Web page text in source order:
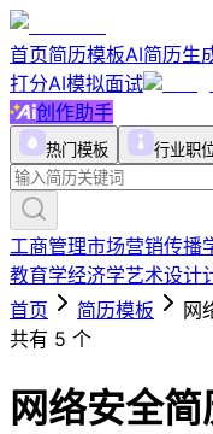
首页简历模板AI简历生
打分AI模拟面试
创作助手
热门模板 行业职
工商管理市场营销传播
教育学经济学艺术设计
首页
简历模板
网
共有 5 个
网络安全